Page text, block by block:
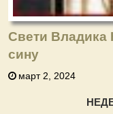
Свети Владика
сину
март 2, 2024